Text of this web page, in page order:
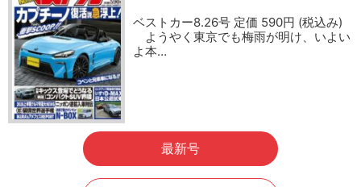
ベストカー8.26号 定価 590円 (税込み)
ようやく東京でも梅雨が明け、いよい
よ本…
最新号